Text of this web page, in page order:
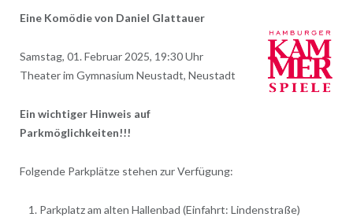
Eine Komödie von Daniel Glattauer
Samstag, 01. Februar 2025, 19:30 Uhr
Theater im Gymnasium Neustadt, Neustadt
Ein wichtiger Hinweis auf
Parkmöglichkeiten!!!
Folgende Parkplätze stehen zur Verfügung:
Parkplatz am alten Hallenbad (Einfahrt: Lindenstraße)